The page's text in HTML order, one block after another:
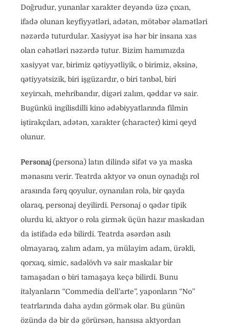
Doğrudur, yunanlar xarakter deyəndə üzə çıxan,
ifadə olunan keyfiyyətləri, adətən, mötəbər əlamətləri
nəzərdə tuturdular. Xasiyyət isə hər bir insana xas
olan cəhətləri nəzərdə tutur. Bizim hamımızda
xasiyyət var, birimiz qətiyyətliyik, o birimiz, əksinə,
qətiyyətsizik, biri işgüzardır, o biri tənbəl, biri
xeyirxah, mehribandır, digəri zalım, qəddar və sair.
Bugünkü ingilisdilli kino ədəbiyyatlarında filmin
iştirakçıları, adətən, xarakter (character) kimi qeyd
olunur.
Personaj(persona) latın dilində sifət və ya maska
mənasını verir. Teatrda aktyor və onun oynadığı rol
arasında fərq qoyulur, oynanılan rola, bir qayda
olaraq, personaj deyilirdi. Personaj o qədər tipik
olurdu ki, aktyor o rola girmək üçün hazır maskadan
da istifadə edə bilirdi. Teatrda əsərdən asılı
olmayaraq, zalım adam, ya mülayim adam, ürəkli,
qorxaq, simic, sadəlövh və sair maskalar bir
tamaşadan o biri tamaşaya keçə bilirdi. Bunu
italyanların “Commedia dell’arte”, yaponların “No”
teatrlarında daha aydın görmək olar. Bu günün
özündə də bir də görürsən, hansısa aktyordan